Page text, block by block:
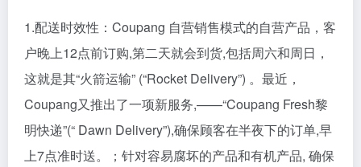
1.配送时效性：Coupang 自营销售模式的自营产品，客
户晚上12点前订购,第二天就会到货,包括周六和周日，
这就是其“火箭运输” (“Rocket Delivery”) 。最近，
Coupang又推出了一项新服务,——“Coupang Fresh黎
明快递”(“ Dawn Delivery”),确保顾客在半夜下的订单,早
上7点准时送。；针对容易腐坏的产品和有机产品, 确保